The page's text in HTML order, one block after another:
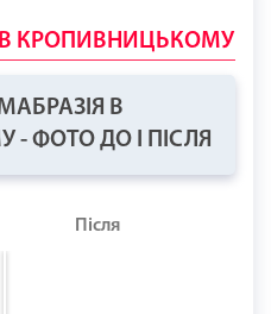
В КРОПИВНИЦЬКОМУ
В
ФОТО ДО І ПІСЛЯ
Після